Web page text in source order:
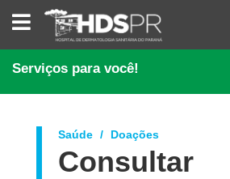
HOSPITAL
DE
DERMATOLOGIA
SANITÁRIA
PARANÁ
Serviços para você!
Saúde Doações
Consultar